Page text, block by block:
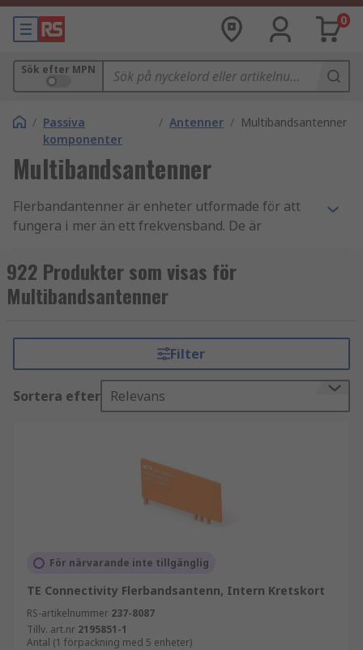
0
Sök efter MPN
/ Passiva
komponenter
/ Antenner / Multibandsantenner
Multibandsantenner
Flerbandantenner är enheter utformade för att
fungera i mer än ett frekvensband. De är
frekvensband och en annan del aktiv för ett
alternativt frekvensband. Flerbandantenner är
större i storlek än enkelbandantenner för att
Vad används flerbandantenner till?
Flerbandantenner är utformade för att fungera
2G- och Wi-Fi-frekvenser och är lämpliga för alla
tillämpningar där det finns en enhet ansluten till
nätverk
möjliggör elektronisk val av olika grupper av
Typer av flerbandantenner
Det finns många typer av flerbandantenner
tillgängliga:
922 Produkter som visas för
Multibandsantenner
Filter
Sortera efter Relevans
För närvarande inte tillgänglig
TE Connectivity Flerbandsantenn, Intern Kretskort
RS-artikelnummer 237-8087
Tillv. art.nr 2195851-1
Antal (1 förpackning med 5 enheter)